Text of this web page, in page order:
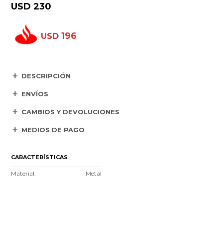
USD 230
USD 196
DESCRIPCIÓN
ENVÍOS
CAMBIOS Y DEVOLUCIONES
MEDIOS DE PAGO
CARACTERÍSTICAS
Material Metal